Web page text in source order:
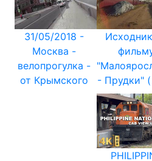
31/05/2018 -
Москва -
велопрогулка -
от Крымского
- Прудки"